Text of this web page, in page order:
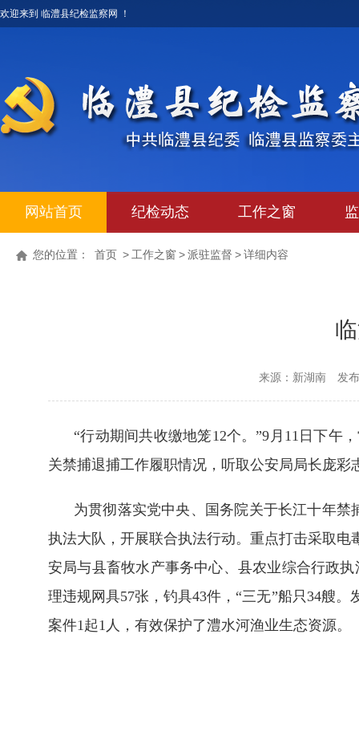
欢迎来到 临澧县纪检监察网 ！
网站首页 纪检动态 工作之窗
您的位置： 首页 > 工作之窗 >派驻监督 >详细内容
来源：新湖南 发
“行动期间共收缴地笼12个。”9月11日下午
关禁捕退捕工作履职情况，听取公安局局长庞彩
为贯彻落实党中央、国务院关于长江十年
执法大队，开展联合执法行动。重点打击采取
安局与县畜牧水产事务中心、县农业综合行政
理违规网具57张，钓具43件，“三无”船只34艘
案件1起1人，有效保护了澧水河渔业生态资源。